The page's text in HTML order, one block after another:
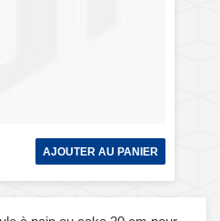
AJOUTER AU PANIER